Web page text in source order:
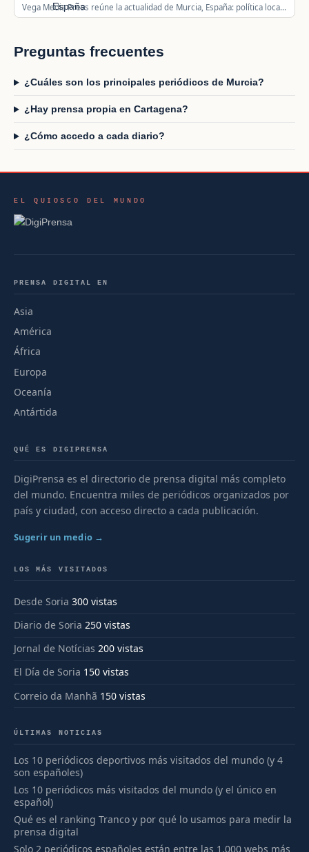
Vega Media Press reúne la actualidad de Murcia, España: política local,
seguridad, deportes, sucesos y actualidad del municipio y su
Preguntas frecuentes
¿Cuáles son los principales periódicos de Murcia?
¿Hay prensa propia en Cartagena?
¿Cómo accedo a cada diario?
EL QUIOSCO DEL MUNDO
PRENSA DIGITAL EN
Asia
América
África
Europa
Oceanía
Antártida
QUÉ ES DIGIPRENSA
DigiPrensa es el directorio de prensa digital más completo
del mundo. Encuentra miles de periódicos organizados por
país y ciudad, con acceso directo a cada publicación.
Sugerir un medio →
LOS MÁS VISITADOS
Desde Soria 300 vistas
Diario de Soria 250 vistas
Jornal de Notícias 200 vistas
El Día de Soria 150 vistas
Correio da Manhã 150 vistas
ÚLTIMAS NOTICIAS
Los 10 periódicos deportivos más visitados del mundo (y 4
son españoles)
Los 10 periódicos más visitados del mundo (y el único en
español)
Qué es el ranking Tranco y por qué lo usamos para medir la
prensa digital
Solo 2 periódicos españoles están entre las 1.000 webs más